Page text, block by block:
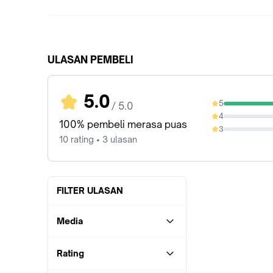
ULASAN PEMBELI
5.0 / 5.0
100% pembeli merasa puas
10 rating • 3 ulasan
5
100%
4
0%
3
0%
FILTER ULASAN
Media
Rating